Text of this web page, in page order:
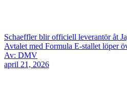
Schaeffler blir officiell leverantör åt
Avtalet med Formula E-stallet löper
Av: DMV
april 21, 2026